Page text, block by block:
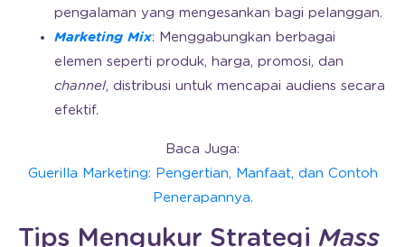
pengalaman yang mengesankan bagi pelanggan.
Marketing Mix: Menggabungkan berbagai
elemen seperti produk, harga, promosi, dan
channel, distribusi untuk mencapai audiens secara
efektif.
Baca Juga:
Guerilla Marketing: Pengertian, Manfaat, dan Contoh
Penerapannya.
Tips Mengukur Strategi Mass